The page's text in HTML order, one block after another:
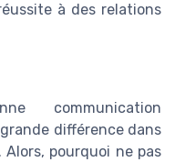
à des relations
communication
différence dans
pourquoi ne pas